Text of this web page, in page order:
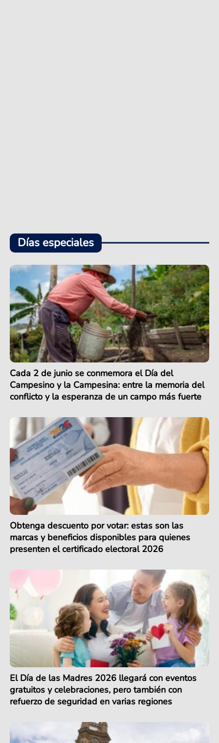
Días especiales
Cada 2 de junio se conmemora el Día del
Campesino y la Campesina: entre la memoria del
conflicto y la esperanza de un campo más fuerte
Obtenga descuento por votar: estas son las
marcas y beneficios disponibles para quienes
presenten el certificado electoral 2026
El Día de las Madres 2026 llegará con eventos
gratuitos y celebraciones, pero también con
refuerzo de seguridad en varias regiones